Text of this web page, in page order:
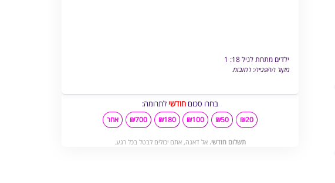
ילדים מתחת לגיל 18: 1
מקור ההפנייה: רחובות
בחרו סכום חודשי לתרומה:
₪20
₪50
₪100
₪180
₪700 אחר
תשלום חודשי. אל דאגה, אתם יכולים לבטל בכל רגע.